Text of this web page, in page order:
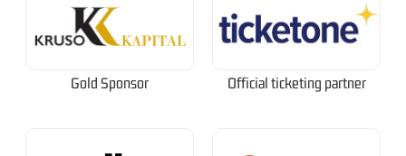
Gold Sponsor Official ticketing partner